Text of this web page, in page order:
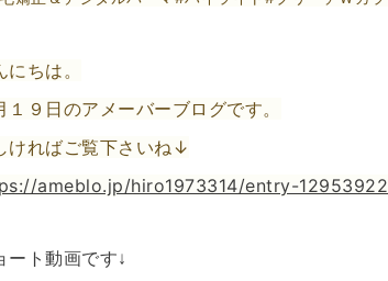
にちは。
１９日のアメーバーブログです。
ければご覧下さいね↓
ameblo.jp/hiro1973314/entry-
ート動画です↓